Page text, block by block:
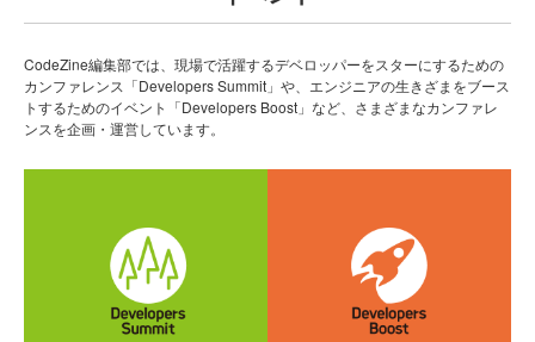
CodeZine編集部では、現場で活躍するデベロッパーをスターにするための
カンファレンス「Developers Summit」や、エンジニアの生きざまをブース
トするためのイベント「Developers Boost」など、さまざまなカンファレ
ンスを企画・運営しています。